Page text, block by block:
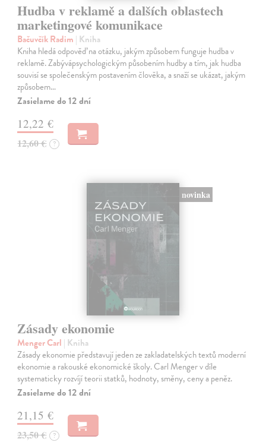
Hudba v reklamě a dalších oblastech
marketingové komunikace
Bačuvčík Radim | Kniha
Kniha hledá odpověď na otázku, jakým způsobem funguje hudba v
reklamě. Zabývápsychologickým působením hudby a tím, jak hudba
souvisí se společenským postavením člověka, a snaží se ukázat, jakým
způsobem…
Zasielame do 12 dní
12,22 €
12,60 € ?
novinka
Zásady ekonomie
Menger Carl | Kniha
Zásady ekonomie představují jeden ze zakladatelských textů moderní
ekonomie a rakouské ekonomické školy. Carl Menger v díle
systematicky rozvíjí teorii statků, hodnoty, směny, ceny a peněz.
Zasielame do 12 dní
21,15 €
23,50 € ?